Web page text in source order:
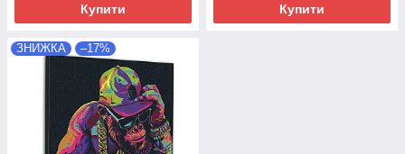
Купити Купити
ЗНИЖКА –17%